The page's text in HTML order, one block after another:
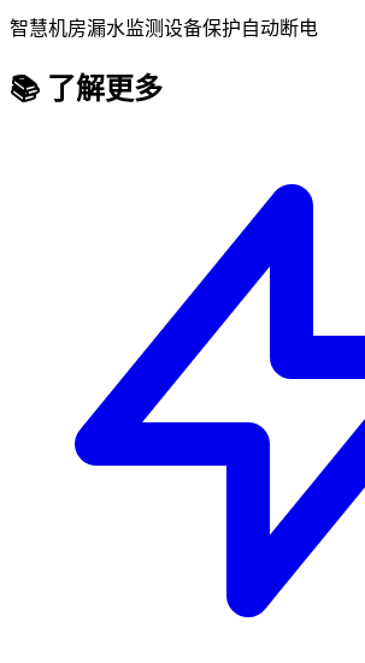
智慧机房漏水监测设备保护自动断电
📚 了解更多